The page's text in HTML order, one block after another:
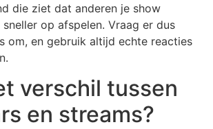
die ziet dat anderen je show
op afspelen. Vraag er dus
om, en gebruik altijd echte reacties
verschil tussen
en streams?